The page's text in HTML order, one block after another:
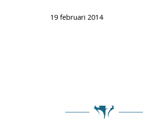
19 februari 2014